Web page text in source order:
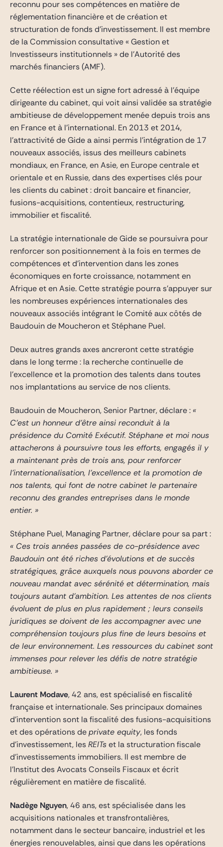
reconnu pour ses compétences en matière de
réglementation financière et de création et
structuration de fonds d’investissement. Il est membre
de la Commission consultative « Gestion et
Investisseurs institutionnels » de l’Autorité des
marchés financiers (AMF).
Cette réélection est un signe fort adressé à l’équipe
dirigeante du cabinet, qui voit ainsi validée sa stratégie
ambitieuse de développement menée depuis trois ans
en France et à l’international. En 2013 et 2014,
l’attractivité de Gide a ainsi permis l’intégration de 17
nouveaux associés, issus des meilleurs cabinets
mondiaux, en France, en Asie, en Europe centrale et
orientale et en Russie, dans des expertises clés pour
les clients du cabinet : droit bancaire et financier,
fusions-acquisitions, contentieux, restructuring,
immobilier et fiscalité.
La stratégie internationale de Gide se poursuivra pour
renforcer son positionnement à la fois en termes de
compétences et d’intervention dans les zones
économiques en forte croissance, notamment en
Afrique et en Asie. Cette stratégie pourra s’appuyer sur
les nombreuses expériences internationales des
nouveaux associés intégrant le Comité aux côtés de
Baudouin de Moucheron et Stéphane Puel.
Deux autres grands axes ancreront cette stratégie
dans le long terme : la recherche continuelle de
l’excellence et la promotion des talents dans toutes
nos implantations au service de nos clients.
Baudouin de Moucheron, Senior Partner, déclare : «
C’est un honneur d’être ainsi reconduit à la
présidence du Comité Exécutif. Stéphane et moi nous
attacherons à poursuivre tous les efforts, engagés il y
a maintenant près de trois ans, pour renforcer
l’internationalisation, l’excellence et la promotion de
nos talents, qui font de notre cabinet le partenaire
reconnu des grandes entreprises dans le monde
entier. »
Stéphane Puel, Managing Partner, déclare pour sa part :
« Ces trois années passées de co-présidence avec
Baudouin ont été riches d’évolutions et de succès
stratégiques, grâce auxquels nous pouvons aborder ce
nouveau mandat avec sérénité et détermination, mais
toujours autant d’ambition. Les attentes de nos clients
évoluent de plus en plus rapidement ; leurs conseils
juridiques se doivent de les accompagner avec une
compréhension toujours plus fine de leurs besoins et
de leur environnement. Les ressources du cabinet sont
immenses pour relever les défis de notre stratégie
ambitieuse. »
Laurent Modave, 42 ans, est spécialisé en fiscalité
française et internationale. Ses principaux domaines
d’intervention sont la fiscalité des fusions-acquisitions
et des opérations deprivate equity, les fonds
d’investissement, lesREITset la structuration fiscale
d’investissements immobiliers. Il est membre de
l’Institut des Avocats Conseils Fiscaux et écrit
régulièrement en matière de fiscalité.
Nadège Nguyen, 46 ans, est spécialisée dans les
acquisitions nationales et transfrontalières,
notamment dans le secteur bancaire, industriel et les
énergies renouvelables, ainsi que dans les opérations